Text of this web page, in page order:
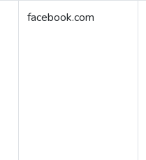
facebook.com